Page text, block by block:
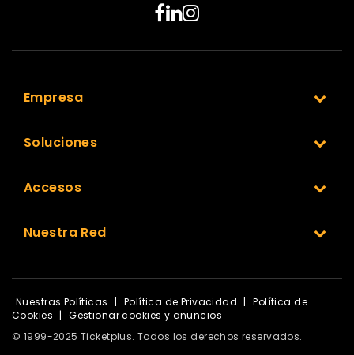
Empresa
Soluciones
Accesos
Nuestra Red
Nuestras Políticas | Política de Privacidad |
Política de
Cookies |
Gestionar cookies y anuncios
© 1999-2025 Ticketplus. Todos los derechos reservados.